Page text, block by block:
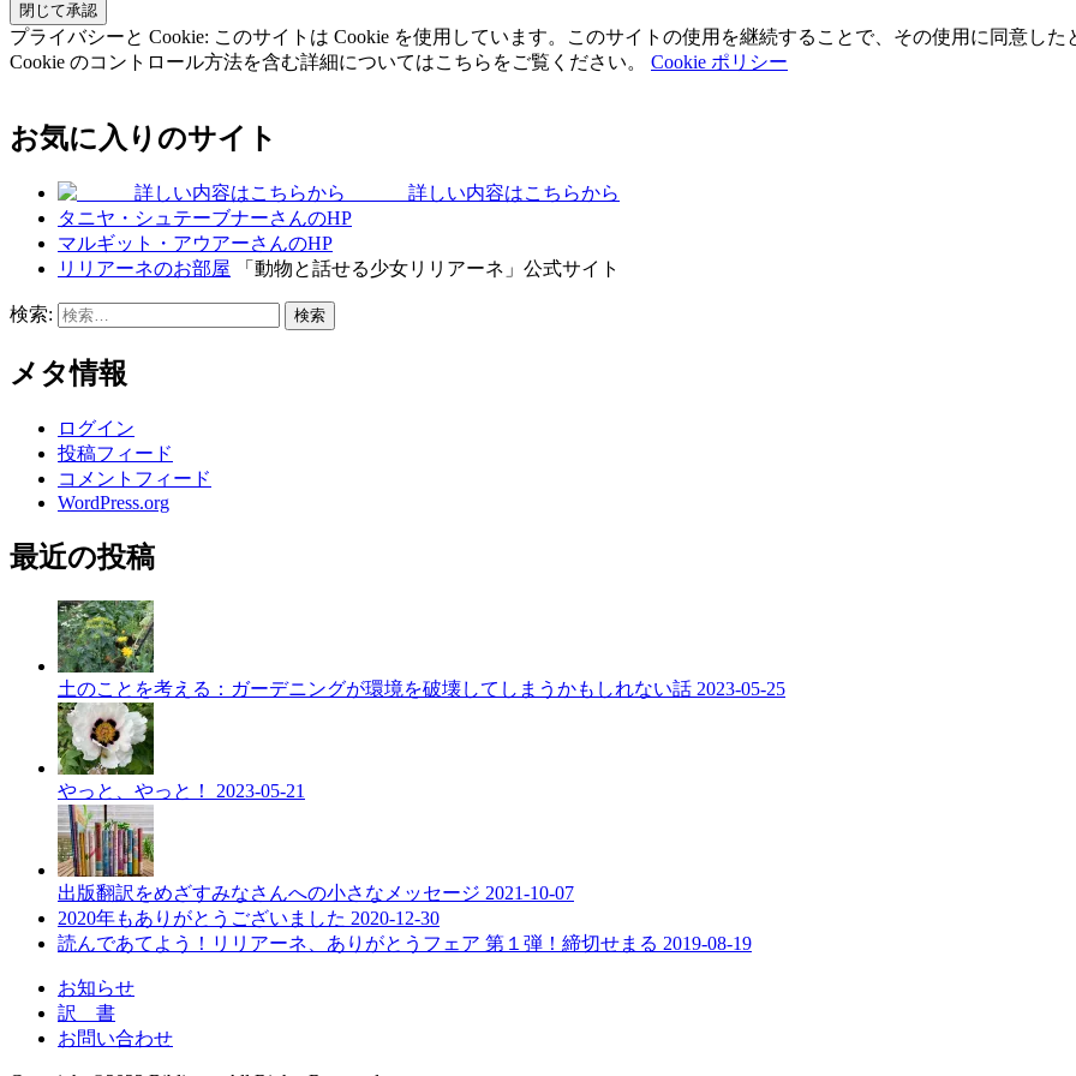
プライバシーと Cookie: このサイトは Cookie を使用しています。このサイトの使用を継続することで、その使用に同意した
Cookie のコントロール方法を含む詳細についてはこちらをご覧ください。 Cookie ポリシー
お気に入りのサイト
詳しい内容はこちらから
タニヤ・シュテーブナーさんのHP
マルギット・アウアーさんのHP
リリアーネのお部屋 「動物と話せる少女リリアーネ」公式サイト
検索:
メタ情報
ログイン
投稿フィード
コメントフィード
WordPress.org
最近の投稿
土のことを考える：ガーデニングが環境を破壊してしまうかもしれない話 2023-05-25
やっと、やっと！ 2023-05-21
出版翻訳をめざすみなさんへの小さなメッセージ 2021-10-07
2020年もありがとうございました 2020-12-30
読んであてよう！リリアーネ、ありがとうフェア 第１弾！締切せまる 2019-08-19
お知らせ
訳 書
お問い合わせ